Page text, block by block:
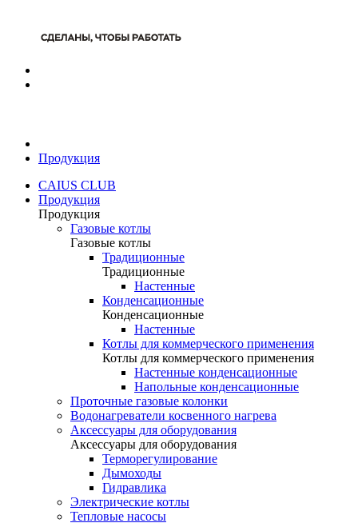
Продукция
CAIUS CLUB
Продукция
Продукция
Газовые котлы
Газовые котлы
Традиционные
Традиционные
Настенные
Конденсационные
Конденсационные
Настенные
Котлы для коммерческого применения
Котлы для коммерческого применения
Настенные конденсационные
Напольные конденсационные
Проточные газовые колонки
Водонагреватели косвенного нагрева
Аксессуары для оборудования
Аксессуары для оборудования
Терморегулирование
Дымоходы
Гидравлика
Электрические котлы
Тепловые насосы